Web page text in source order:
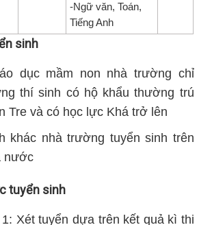
-Ngữ văn, Toán,
Tiếng Anh
sinh
dục mầm non nhà trường chỉ
thí sinh có hộ khẩu thường trú
Tre và có học lực Khá trở lên
khác nhà trường tuyển sinh trên
nước
tuyển sinh
Xét tuyển dựa trên kết quả kì thi